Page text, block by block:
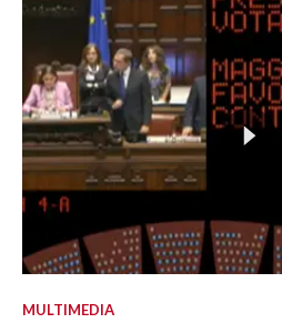
MULTIMEDIA